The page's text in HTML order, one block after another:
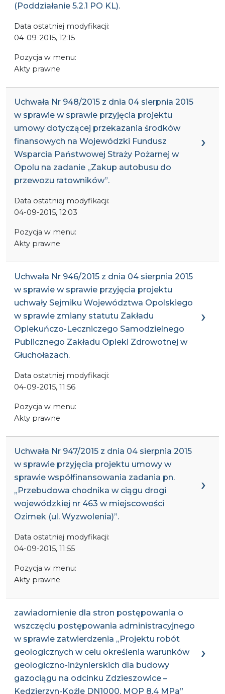
(Poddziałanie 5.2.1 PO KL).
Data ostatniej modyfikacji:
04-09-2015, 12:15
Pozycja w menu:
Akty prawne
Uchwała Nr 948/2015 z dnia 04 sierpnia 2015
w sprawie w sprawie przyjęcia projektu
umowy dotyczącej przekazania środków
finansowych na Wojewódzki Fundusz
Wsparcia Państwowej Straży Pożarnej w
Opolu na zadanie „Zakup autobusu do
przewozu ratowników”.
Data ostatniej modyfikacji:
04-09-2015, 12:03
Pozycja w menu:
Akty prawne
Uchwała Nr 946/2015 z dnia 04 sierpnia 2015
w sprawie w sprawie przyjęcia projektu
uchwały Sejmiku Województwa Opolskiego
w sprawie zmiany statutu Zakładu
Opiekuńczo-Leczniczego Samodzielnego
Publicznego Zakładu Opieki Zdrowotnej w
Głuchołazach.
Data ostatniej modyfikacji:
04-09-2015, 11:56
Pozycja w menu:
Akty prawne
Uchwała Nr 947/2015 z dnia 04 sierpnia 2015
w sprawie przyjęcia projektu umowy w
sprawie współfinansowania zadania pn.
„Przebudowa chodnika w ciągu drogi
wojewódzkiej nr 463 w miejscowości
Ozimek (ul. Wyzwolenia)”.
Data ostatniej modyfikacji:
04-09-2015, 11:55
Pozycja w menu:
Akty prawne
zawiadomienie dla stron postępowania o
wszczęciu postępowania administracyjnego
w sprawie zatwierdzenia „Projektu robót
geologicznych w celu określenia warunków
geologiczno-inżynierskich dla budowy
gazociągu na odcinku Zdzieszowice –
Kędzierzyn-Koźle DN1000, MOP 8,4 MPa”